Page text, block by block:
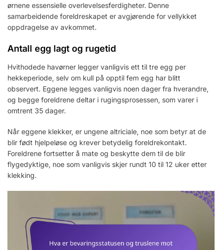
ørnene essensielle overlevelsesferdigheter. Denne
samarbeidende foreldreskapet er avgjørende for vellykket
oppdragelse av avkommet.
Antall egg lagt og rugetid
Hvithodede havørner legger vanligvis ett til tre egg per
hekkeperiode, selv om kull på opptil fem egg har blitt
observert. Eggene legges vanligvis noen dager fra hverandre,
og begge foreldrene deltar i rugingsprosessen, som varer i
omtrent 35 dager.
Når eggene klekker, er ungene altriciale, noe som betyr at de
blir født hjelpeløse og krever betydelig foreldrekontakt.
Foreldrene fortsetter å mate og beskytte dem til de blir
flygedyktige, noe som vanligvis skjer rundt 10 til 12 uker etter
klekking.